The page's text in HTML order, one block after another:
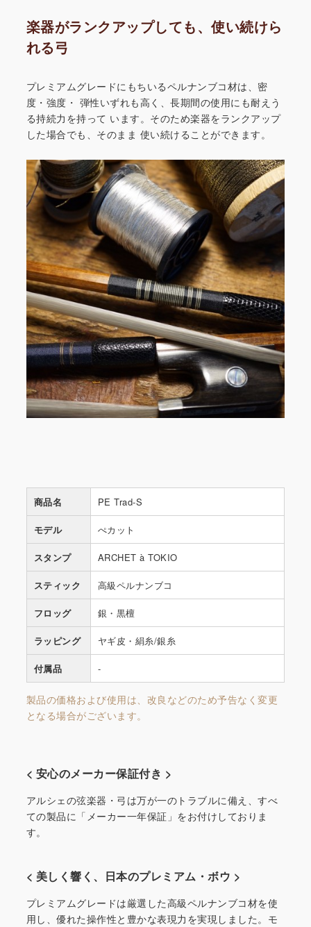
楽器がランクアップしても、使い続けら
れる弓
プレミアムグレードにもちいるペルナンブコ材は、密
度・強度・ 弾性いずれも高く、長期間の使用にも耐えう
る持続力を持って います。そのため楽器をランクアップ
した場合でも、そのまま 使い続けることができます。
商品名 PE Trad-S
モデル ぺカット
スタンプ ARCHET à TOKIO
スティック 高級ペルナンブコ
フロッグ 銀・黒檀
ラッピング ヤギ皮・絹糸/銀糸
付属品 -
製品の価格および使用は、改良などのため予告なく変更
となる場合がございます。
< 安心のメーカー保証付き >
アルシェの弦楽器・弓は万が一のトラブルに備え、すべ
ての製品に「メーカー一年保証」をお付けしておりま
す。
< 美しく響く、日本のプレミアム・ボウ >
プレミアムグレードは厳選した高級ペルナンブコ材を使
用し、優れた操作性と豊かな表現力を実現しました。モ